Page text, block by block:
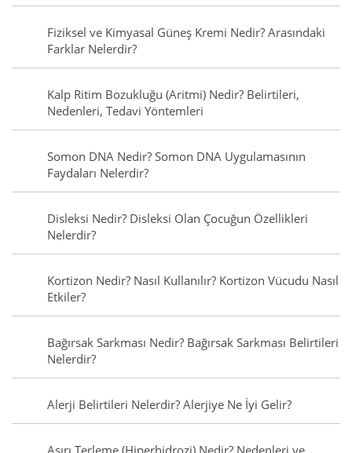
Fiziksel ve Kimyasal Güneş Kremi Nedir? Arasındaki
Farklar Nelerdir?
Kalp Ritim Bozukluğu (Aritmi) Nedir? Belirtileri,
Nedenleri, Tedavi Yöntemleri
Somon DNA Nedir? Somon DNA Uygulamasının
Faydaları Nelerdir?
Disleksi Nedir? Disleksi Olan Çocuğun Özellikleri
Nelerdir?
Kortizon Nedir? Nasıl Kullanılır? Kortizon Vücudu Nasıl
Etkiler?
Bağırsak Sarkması Nedir? Bağırsak Sarkması Belirtileri
Nelerdir?
Alerji Belirtileri Nelerdir? Alerjiye Ne İyi Gelir?